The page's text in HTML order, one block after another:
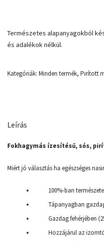
Természetes alapanyagokból
és adalékok nélkül.
Kategóriák: Minden termék, Pirított
Leírás
Fokhagymás ízesítésű, sós,
Miért jó választás ha egészséges
100%-ban
Tápanyagban
Gazdag fehérjében
Hozzájárul az